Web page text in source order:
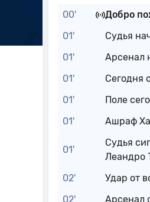
00'
Добро
01'
Судья
01'
Арсенал
01'
Сегодня
01'
Поле
01'
Ашраф
01'
Судья
Леандро
02'
Удар от
02'
Арсенал